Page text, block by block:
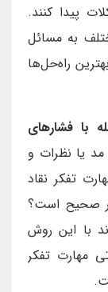
پیدا کنند.
به مسائل
راه‌حل‌ها
با فشارهای
یا نظرات و
تفکر نقاد
صحیح است؟
با این روش
مهارت تفکر